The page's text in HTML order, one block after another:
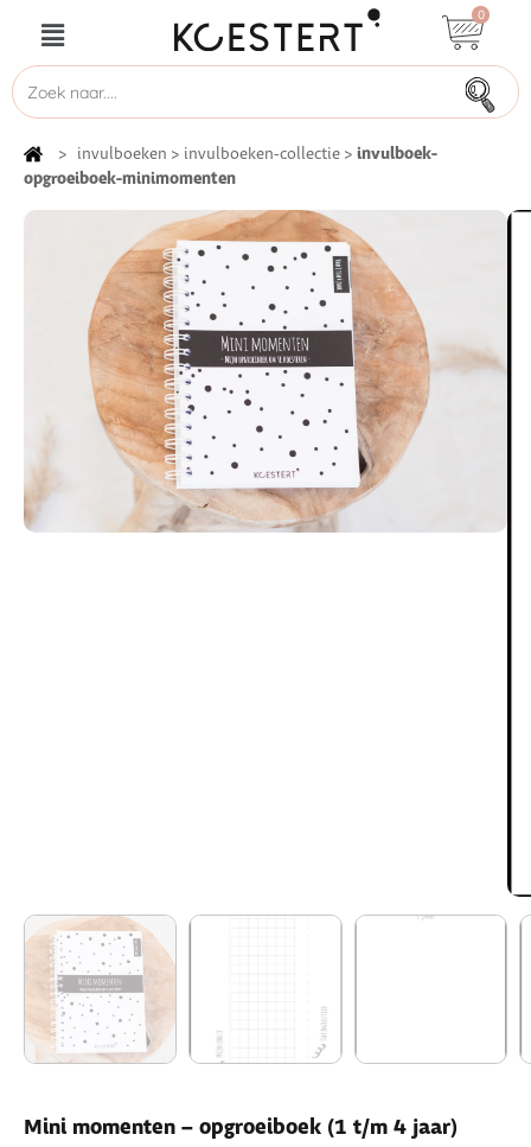
0
> invulboeken > invulboeken-collectie > invulboek-
opgroeiboek-minimomenten
Mini momenten – opgroeiboek (1 t/m 4 jaar)